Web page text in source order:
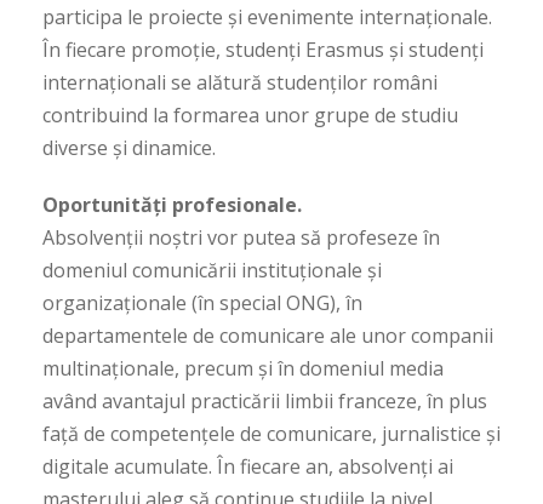
participa le proiecte și evenimente internaționale.
În fiecare promoție, studenți Erasmus și studenți
internaționali se alătură studenților români
contribuind la formarea unor grupe de studiu
diverse și dinamice.
Oportunități profesionale.
Absolvenții noștri vor putea să profeseze în
domeniul comunicării instituționale și
organizaționale (în special ONG), în
departamentele de comunicare ale unor companii
multinaționale, precum și în domeniul media
având avantajul practicării limbii franceze, în plus
față de competențele de comunicare, jurnalistice și
digitale acumulate. În fiecare an, absolvenți ai